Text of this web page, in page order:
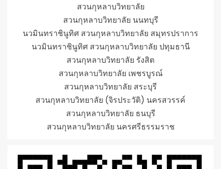
สวนกุหลาบวิทยาลัย
สวนกุหลาบวิทยาลัย นนทบุรี
นวมินทราชินูทิศ สวนกุหลาบวิทยาลัย สมุทรปราการ
นวมินทราชินูทิศ สวนกุหลาบวิทยาลัย ปทุมธานี
สวนกุหลาบวิทยาลัย รังสิต
สวนกุหลาบวิทยาลัย เพชรบูรณ์
สวนกุหลาบวิทยาลัย สระบุรี
สวนกุหลาบวิทยาลัย (จิรประวัติ) นครสวรรค์
สวนกุหลาบวิทยาลัย ธนบุรี
สวนกุหลาบวิทยาลัย นครศรีธรรมราช